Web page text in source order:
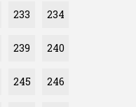
233 234
239 240
245 246